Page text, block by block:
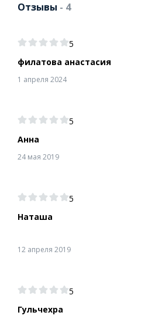
Отзывы - 4
5
филатова анастасия
1 апреля 2024
5
Анна
24 мая 2019
5
Наташа
12 апреля 2019
5
Гульчехра